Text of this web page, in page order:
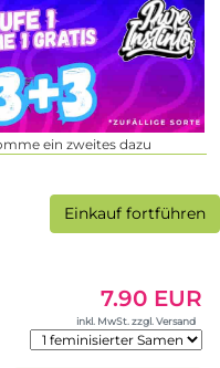
ein zweites dazu
Einkauf fortführen
7.90 EUR
inkl. MwSt. zzgl. Versand